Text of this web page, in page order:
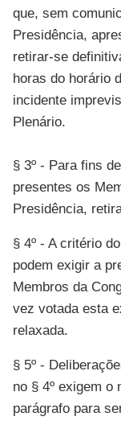
que, sem
Presidência,
retirar-se
horas do horário
incidente
Plenário.
§ 3º - Para fins
presentes os
Presidência,
§ 4º - A critério
podem exigir a
Membros da
vez votada esta
relaxada.
§ 5º -
no § 4º exigem o
parágrafo para